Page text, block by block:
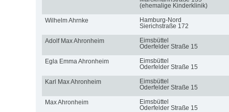
(ehemalige Kinderklinik)
Wilhelm Ahrnke
Hamburg-Nord
Sierichstraße 172
Adolf Max Ahronheim
Eimsbüttel
Oderfelder Straße 15
Egla Emma Ahronheim
Eimsbüttel
Oderfelder Straße 15
Karl Max Ahronheim
Eimsbüttel
Oderfelder Straße 15
Max Ahronheim
Eimsbüttel
Oderfelder Straße 15